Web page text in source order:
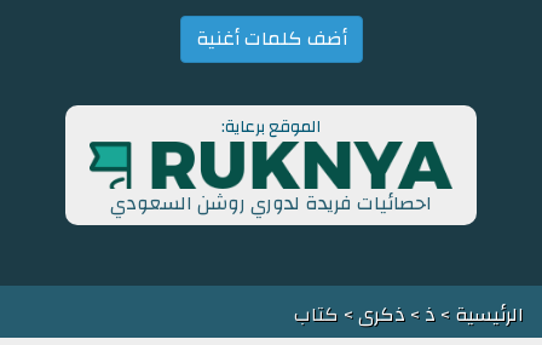
أضف كلمات أغنية
الموقع برعاية:
احصائيات فريدة لدوري روشن السعودي
الرئيسية>ذ>ذكرى> كتاب